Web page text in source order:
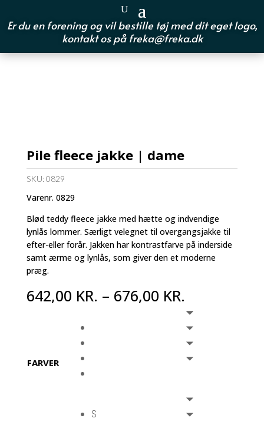
Er du en forening og vil bestille tøj med dit eget logo,
kontakt os på freka@freka.dk
Pile fleece jakke | dame
SKU:0829
Varenr. 0829
Blød teddy fleece jakke med hætte og indvendige
lynlås lommer. Særligt velegnet til overgangsjakke til
efter-eller forår. Jakken har kontrastfarve på inderside
samt ærme og lynlås, som giver den et moderne
præg.
642,00 KR. – 676,00 KR.
FARVER
S